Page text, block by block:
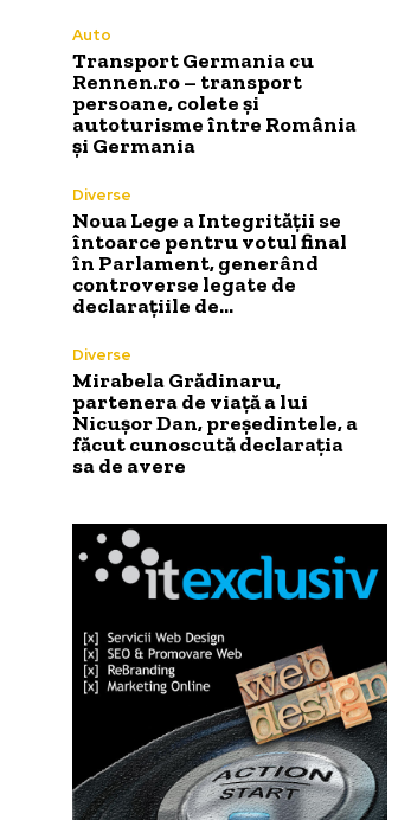
Auto
Transport Germania cu
Rennen.ro – transport
persoane, colete și
autoturisme între România
și Germania
Diverse
Noua Lege a Integrității se
întoarce pentru votul final
în Parlament, generând
controverse legate de
declarațiile de…
Diverse
Mirabela Grădinaru,
partenera de viață a lui
Nicușor Dan, președintele, a
făcut cunoscută declarația
sa de avere